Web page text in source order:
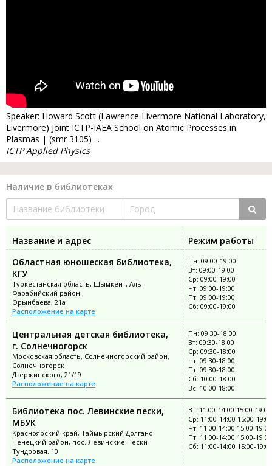
Speaker: Howard Scott (Lawrence Livermore National Laboratory,
Livermore) Joint ICTP-IAEA School on Atomic Processes in
Plasmas | (smr 3105) ...
ICTP Applied Physics
Наличие в библиотеках
Название и адрес
Режим работы
Областная юношеская библиотека,
КГУ
Туркестанская область, Шымкент, Аль-
Фарабийский район
Орынбаева, 21а
Расположение на карте
Пн: 09:00-19:00
Вт: 09:00-19:00
Ср: 09:00-19:00
Чт: 09:00-19:00
Пт: 09:00-19:00
Сб: 09:00-19:00
Центральная детская библиотека,
г. Солнечногорск
Московская область, Солнечногорский район,
Солнечногорск
Дзержинского, 21/19
Расположение на карте
Пн: 09:30-18:00
Вт: 09:30-18:00
Ср: 09:30-18:00
Чт: 09:30-18:00
Пт: 09:30-18:00
Сб: 10:00-18:00
Вс: 10:00-18:00
Библиотека пос. Левинские пески,
МБУК
Красноярский край, Таймырский Долгано-
Ненецкий район, пос. Левинские Пески
Тундровая, 10
Расположение на карте
Вт: 11:00-14:00 15:00-19:00
Ср: 11:00-14:00 15:00-19:00
Чт: 11:00-14:00 15:00-19:00
Пт: 11:00-14:00 15:00-19:00
Сб: 11:00-14:00 15:00-19:00